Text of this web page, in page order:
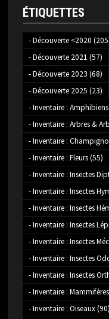
ÉTIQUETTES
- Découverte <2020
- Découverte 2021 (57)
- Découverte 2023 (68)
- Découverte 2025 (23)
- Inventaire : Amphibiens
- Inventaire : Arbres &
- Inventaire :
- Inventaire : Fleurs(55)
- Inventaire : Insectes
- Inventaire : Insectes
- Inventaire : Insectes
- Inventaire : Insectes
- Inventaire : Insectes
- Inventaire : Insectes
- Inventaire : Insectes
- Inventaire : Mammifères
- Inventaire : Oiseaux(90)